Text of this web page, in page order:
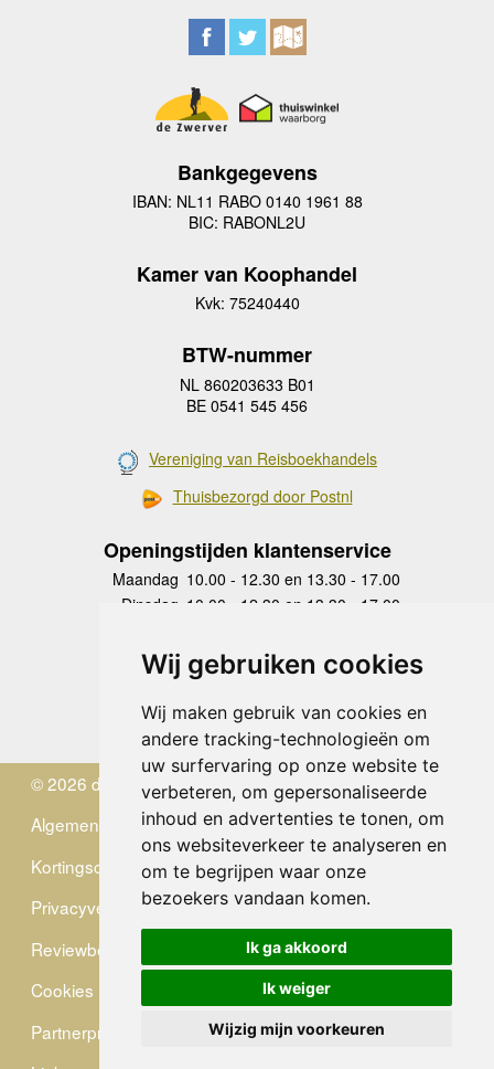
Wij gebruiken cookies
Wij maken gebruik van cookies en
andere tracking-technologieën om
uw surfervaring op onze website te
verbeteren, om gepersonaliseerde
inhoud en advertenties te tonen, om
ons websiteverkeer te analyseren en
om te begrijpen waar onze
bezoekers vandaan komen.
Ik ga akkoord
Ik weiger
Wijzig mijn voorkeuren
Bankgegevens
IBAN: NL11 RABO 0140 1961 88
BIC: RABONL2U
Kamer van Koophandel
Kvk: 75240440
BTW-nummer
NL 860203633 B01
BE 0541 545 456
Vereniging van Reisboekhandels
Thuisbezorgd door Postnl
Openingstijden klantenservice
Maandag 10.00 - 12.30 en 13.30 - 17.00
Dinsdag 10.00 - 12.30 en 13.30 - 17.00
Donderdag
10.00 - 12.30 en 13.30 - 17.00
Vrijdag 10.00 - 12.30 en 13.30 - 17.00
Zaterdag
gesloten
Zondag gesloten
© 2026 de Zwerver
Algemene Voorwaarden
Kortingscode
Privacyverklaring
Reviewbeleid
Cookies
Partnerprogramma